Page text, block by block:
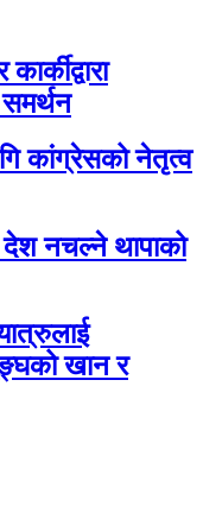
कांग्रेसको नेतृत्व
नचल्ने थापाको
खान र